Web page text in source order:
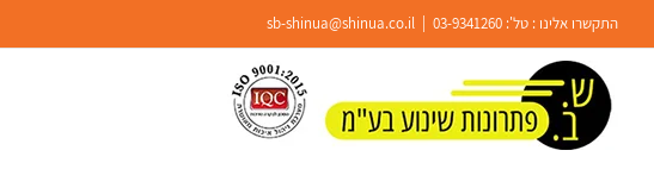
פתח סרגל נגישות
content
התקשרו אלינו : טל': 03-9341260
sb-shinua@shinua.co.il